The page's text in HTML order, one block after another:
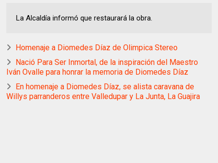
La Alcaldía informó que restaurará la obra.
Homenaje a Diomedes Díaz de Olimpica Stereo
Nació Para Ser Inmortal, de la inspiración del Maestro
Iván Ovalle para honrar la memoria de Diomedes Díaz
En homenaje a Diomedes Díaz, se alista caravana de
Willys parranderos entre Valledupar y La Junta, La Guajira